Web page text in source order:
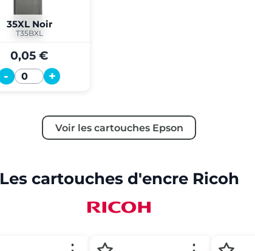
35XL Noir
T35BXL
0,05 €
-
Quantité
+
Voir les cartouches Epson
Les cartouches d'encre Ricoh